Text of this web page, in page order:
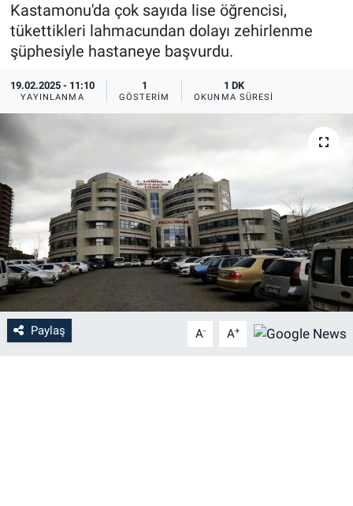
Kastamonu'da çok sayıda lise öğrencisi,
tükettikleri lahmacundan dolayı zehirlenme
şüphesiyle hastaneye başvurdu.
19.02.2025 - 11:10
YAYINLANMA
1
GÖSTERIM
1 DK
OKUNMA SÜRESI
Paylaş A- A+